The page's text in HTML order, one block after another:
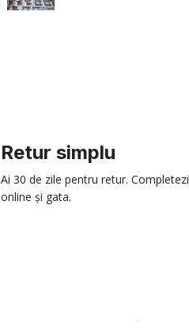
Retur simplu
Ai 30 de zile pentru retur. Completezi
online și gata.